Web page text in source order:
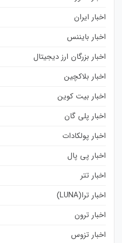
اخبار ایران
اخبار بایننس
اخبار بزرگان ارز دیجیتال
اخبار بلاکچین
اخبار بیت کوین
اخبار پلی گان
اخبار پولکادات
اخبار پی پال
اخبار تتر
اخبار ترا(LUNA)
اخبار ترون
اخبار تزوس